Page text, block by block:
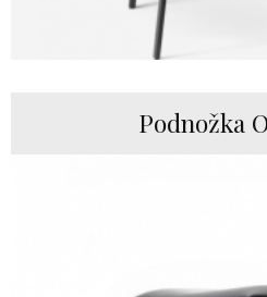
Podnožka